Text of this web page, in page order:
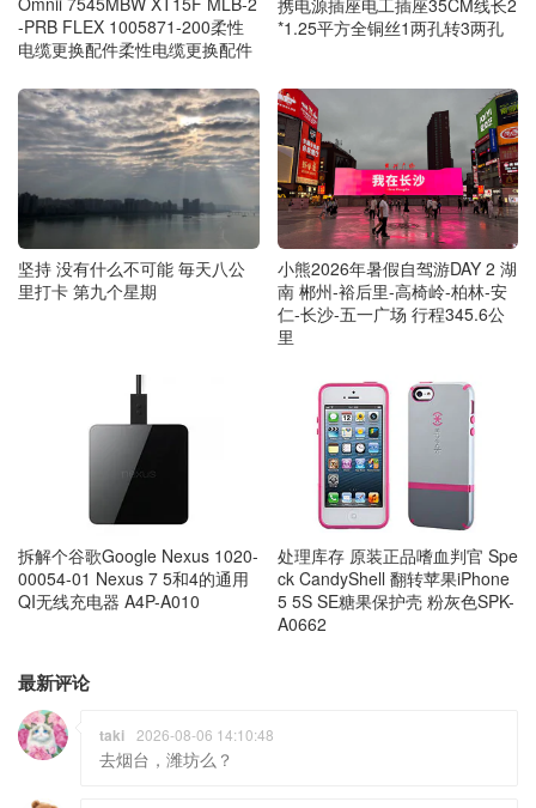
-PRB FLEX 1005871-200柔性
电缆更换配件柔性电缆更换配件
*1.25平方全铜丝1两孔转3两孔
坚持 没有什么不可能 毎天八公
里打卡 第九个星期
小熊2026年暑假自驾游DAY 2 湖
南 郴州-裕后里-高椅岭-柏林-安
仁-长沙-五一广场 行程345.6公
里
拆解个谷歌Google Nexus 1020-
00054-01 Nexus 7 5和4的通用
QI无线充电器 A4P-A010
处理库存 原装正品嗜血判官 Spe
ck CandyShell 翻转苹果iPhone
5 5S SE糖果保护壳 粉灰色SPK-
A0662
最新评论
taki 2026-08-06 14:10:48
去烟台，潍坊么？